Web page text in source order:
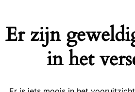
Er zijn
in het